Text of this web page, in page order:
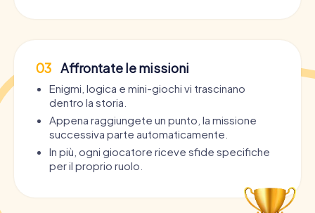
03 Affrontate le missioni
Enigmi, logica e mini-giochi vi trascinano
dentro la storia.
Appena raggiungete un punto, la missione
successiva parte automaticamente.
In più, ogni giocatore riceve sfide specifiche
per il proprio ruolo.